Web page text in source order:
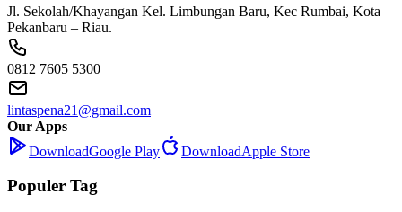
Jl. Sekolah/Khayangan Kel. Limbungan Baru, Kec Rumbai, Kota
Pekanbaru – Riau.
0812 7605 5300
lintaspena21@gmail.com
Our Apps
DownloadGoogle Play DownloadApple Store
Populer Tag